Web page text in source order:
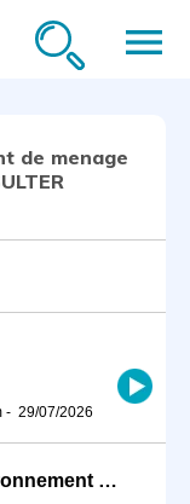
menu
de menage
- 29/07/2026
Agent d'entretien polyvalent environnement propreté (H/F)